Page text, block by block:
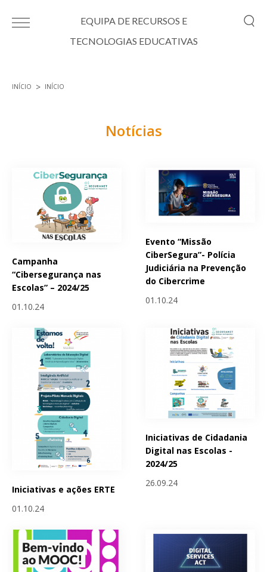
EQUIPA DE RECURSOS E
TECNOLOGIAS EDUCATIVAS
INÍCIO INÍCIO
Notícias
Campanha
“Cibersegurança nas
Escolas” – 2024/25
01.10.24
Evento “Missão
CiberSegura”- Polícia
Judiciária na Prevenção
do Cibercrime
01.10.24
Iniciativas e ações ERTE
01.10.24
Iniciativas de Cidadania
Digital nas Escolas -
2024/25
26.09.24
Páginas